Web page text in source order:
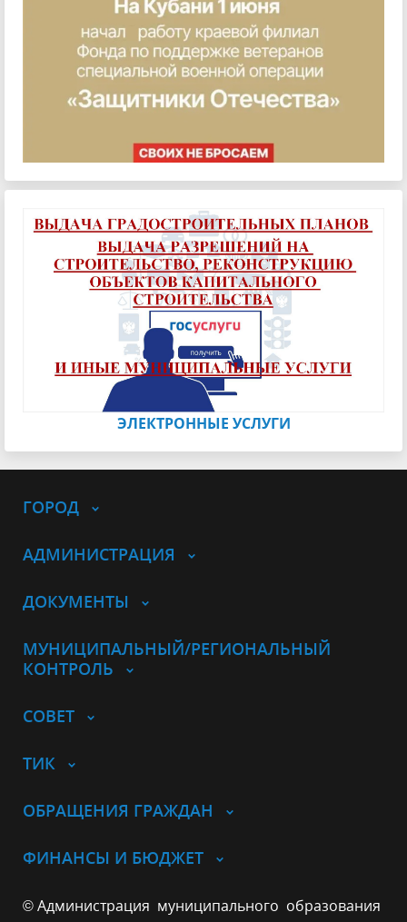
ЭЛЕКТРОННЫЕ УСЛУГИ
ГОРОД
АДМИНИСТРАЦИЯ
ДОКУМЕНТЫ
МУНИЦИПАЛЬНЫЙ/РЕГИОНАЛЬНЫЙ
КОНТРОЛЬ
СОВЕТ
ТИК
ОБРАЩЕНИЯ ГРАЖДАН
ФИНАНСЫ И БЮДЖЕТ
© Администрация муниципального образования